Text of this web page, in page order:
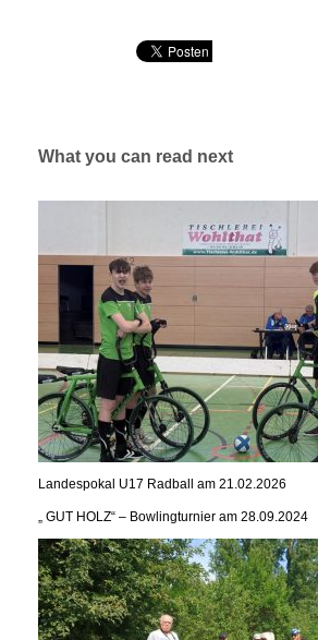
What you can read next
Landespokal U17 Radball am 21.02.2026
„ GUT HOLZ“ – Bowlingturnier am 28.09.2024